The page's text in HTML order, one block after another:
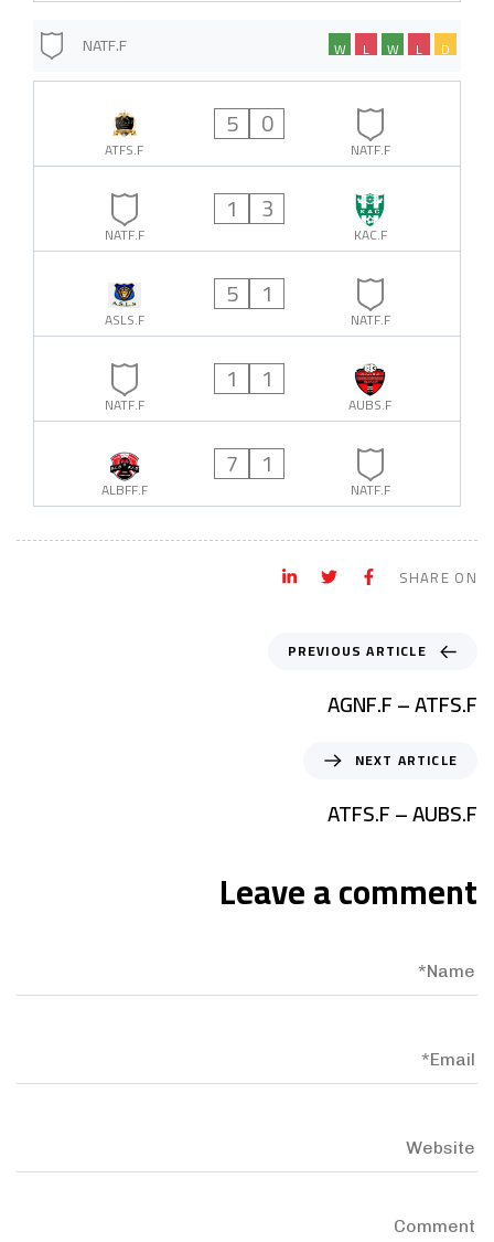
NATF.F D
L
W
L
W
ATFS.F
5 0
NATF.F
NATF.F
1 3
KAC.F
ASLS.F
5 1
NATF.F
NATF.F
1 1
AUBS.F
ALBFF.F
7 1
NATF.F
SHARE ON
PREVIOUS ARTICLE
AGNF.F – ATFS.F
NEXT ARTICLE
ATFS.F – AUBS.F
Leave a comment